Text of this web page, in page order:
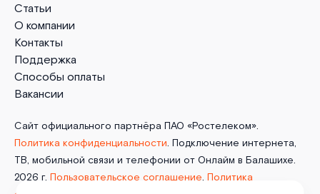
Статьи
О компании
Контакты
Поддержка
Способы оплаты
Вакансии
Сайт официального партнёра ПАО «Ростелеком».
Политика конфиденциальности. Подключение интернета,
ТВ, мобильной связи и телефонии от Онлайм в Балашихе.
2026 г. Пользовательское соглашение. Политика